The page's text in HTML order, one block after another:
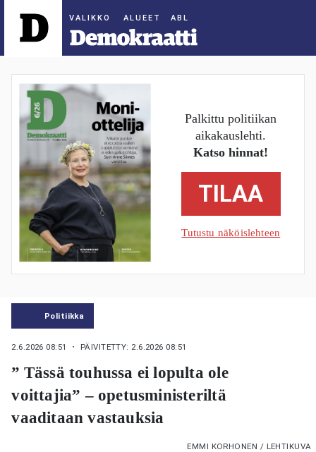
ALUEET
Palkittu politiikan
aikakauslehti.
Katso hinnat!
TILAA
Tutustu näköislehteen
Politiikka
2.6.2026 08:51 ・ PÄIVITETTY: 2.6.2026 08:51
” Tässä touhussa ei lopulta ole
voittajia” – opetusministeriltä
vaaditaan vastauksia
EMMI KORHONEN / LEHTIKUVA